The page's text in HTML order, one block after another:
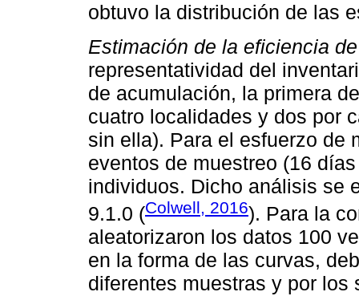
obtuvo la distribución de las
Estimación de la eficiencia
representatividad del
de acumulación, la primera
cuatro localidades y dos por
sin ella). Para el esfuerzo de
eventos de muestreo (16
individuos. Dicho análisis se
9.1.0 (Colwell, 2016). Para la
aleatorizaron los datos 100
en la forma de las curvas,
diferentes muestras y por